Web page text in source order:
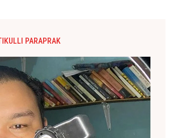
PARAPRAK